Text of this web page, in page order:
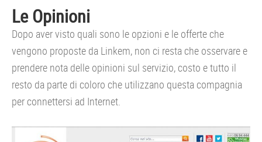
Le Opinioni
Dopo aver visto quali sono le opzioni e le offerte che
vengono proposte da Linkem, non ci resta che osservare e
prendere nota delle opinioni sul servizio, costo e tutto il
resto da parte di coloro che utilizzano questa compagnia
per connettersi ad Internet.